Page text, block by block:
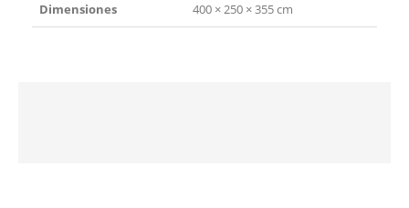
Dimensiones 400 × 250 × 355 cm